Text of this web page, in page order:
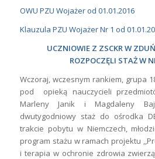
OWU PZU Wojażer od 01.01.2016
Klauzula PZU Wojażer Nr 1 od
UCZNIOWIE Z ZSCKR W
ROZPOCZĘLI STAŻ W
Wczoraj, wczesnym rankiem, grupa
pod opieką nauczycieli
Marleny Janik i Magdaleny
dwutygodniowy staż do ośrodka
trakcie pobytu w Niemczech,
program stażu w ramach projektu
i terapia w ochronie zdrowia